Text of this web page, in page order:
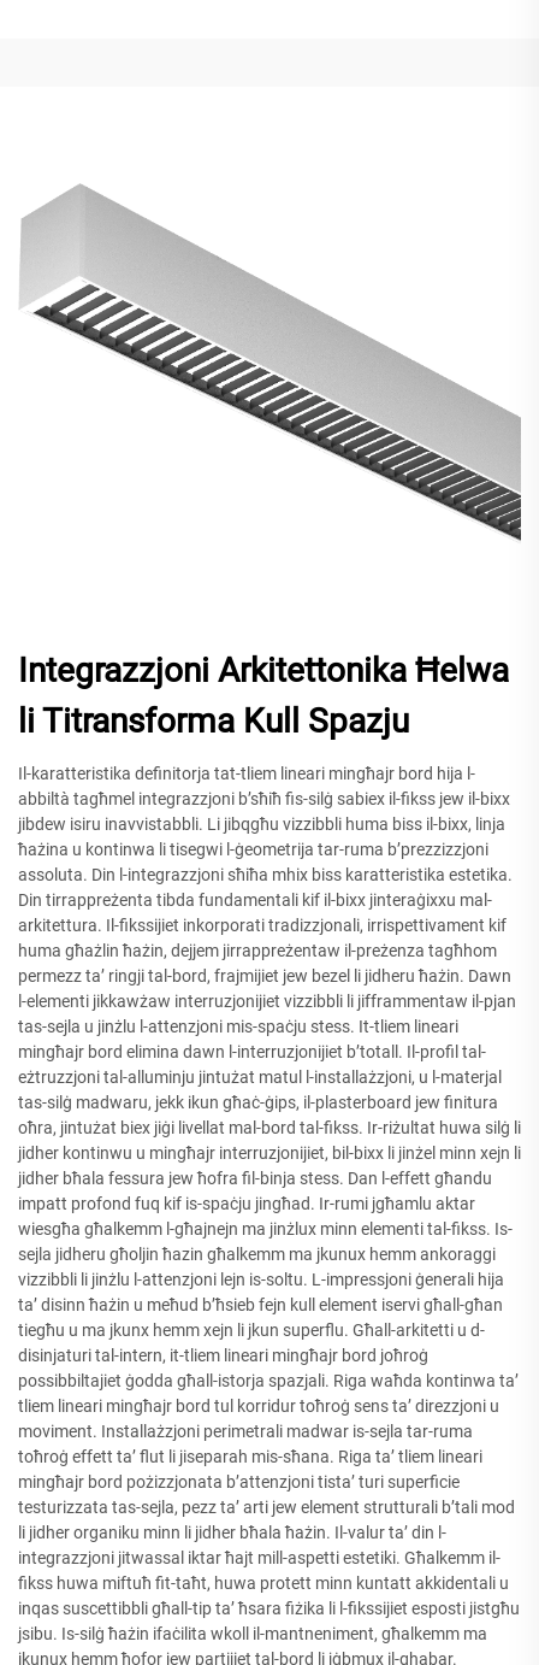
Integrazzjoni Arkitettonika Ħelwa
li Titransforma Kull Spazju
Il-karatteristika definitorja tat-tliem lineari mingħajr bord hija l-
abbiltà tagħmel integrazzjoni b’sħiħ fis-silġ sabiex il-fikss jew il-bixx
jibdew isiru inavvistabbli. Li jibqgħu vizzibbli huma biss il-bixx, linja
ħażina u kontinwa li tisegwi l-ġeometrija tar-ruma b’prezzizzjoni
assoluta. Din l-integrazzjoni sħiħa mhix biss karatteristika estetika.
Din tirrappreżenta tibda fundamentali kif il-bixx jinteraġixxu mal-
arkitettura. Il-fikssijiet inkorporati tradizzjonali, irrispettivament kif
huma għażlin ħażin, dejjem jirrappreżentaw il-preżenza tagħhom
permezz ta’ ringji tal-bord, frajmijiet jew bezel li jidheru ħażin. Dawn
l-elementi jikkawżaw interruzjonijiet vizzibbli li jifframmentaw il-pjan
tas-sejla u jinżlu l-attenzjoni mis-spaċju stess. It-tliem lineari
mingħajr bord elimina dawn l-interruzjonijiet b’totall. Il-profil tal-
eżtruzzjoni tal-alluminju jintużat matul l-installażzjoni, u l-materjal
tas-silġ madwaru, jekk ikun għaċ-ġips, il-plasterboard jew finitura
oħra, jintużat biex jiġi livellat mal-bord tal-fikss. Ir-riżultat huwa silġ li
jidher kontinwu u mingħajr interruzjonijiet, bil-bixx li jinżel minn xejn li
jidher bħala fessura jew ħofra fil-binja stess. Dan l-effett għandu
impatt profond fuq kif is-spaċju jingħad. Ir-rumi jgħamlu aktar
wiesgħa għalkemm l-għajnejn ma jinżlux minn elementi tal-fikss. Is-
sejla jidheru għoljin ħazin għalkemm ma jkunux hemm ankoraggi
vizzibbli li jinżlu l-attenzjoni lejn is-soltu. L-impressjoni ġenerali hija
ta’ disinn ħażin u meħud b’ħsieb fejn kull element iservi għall-għan
tiegħu u ma jkunx hemm xejn li jkun superflu. Għall-arkitetti u d-
disinjaturi tal-intern, it-tliem lineari mingħajr bord joħroġ
possibbiltajiet ġodda għall-istorja spazjali. Riga waħda kontinwa ta’
tliem lineari mingħajr bord tul korridur toħroġ sens ta’ direzzjoni u
moviment. Installażzjoni perimetrali madwar is-sejla tar-ruma
toħroġ effett ta’ flut li jiseparah mis-sħana. Riga ta’ tliem lineari
mingħajr bord pożizzjonata b’attenzjoni tista’ turi superficie
testurizzata tas-sejla, pezz ta’ arti jew element strutturali b’tali mod
li jidher organiku minn li jidher bħala ħażin. Il-valur ta’ din l-
integrazzjoni jitwassal iktar ħajt mill-aspetti estetiki. Għalkemm il-
fikss huwa miftuħ fit-taħt, huwa protett minn kuntatt akkidentali u
inqas suscettibbli għall-tip ta’ ħsara fiżika li l-fikssijiet esposti jistgħu
jsibu. Is-silġ ħażin ifaċilita wkoll il-mantneniment, għalkemm ma
jkunux hemm ħofor jew partijiet tal-bord li jġbmux il-ghabar.